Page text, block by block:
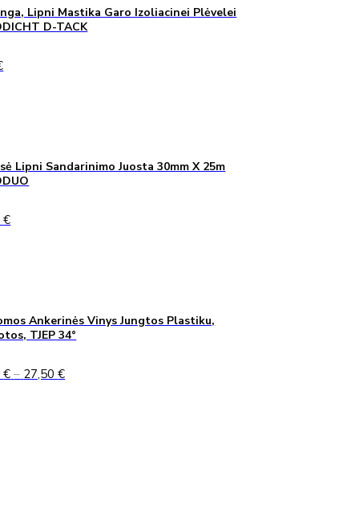
Lipni Mastika Garo Izoliacinei Plėvelei
D-TACK
Lipni Sandarinimo Juosta 30mm X 25m
€
Ankerinės Vinys Jungtos Plastiku,
TJEP 34°
€ – 27,50€Price